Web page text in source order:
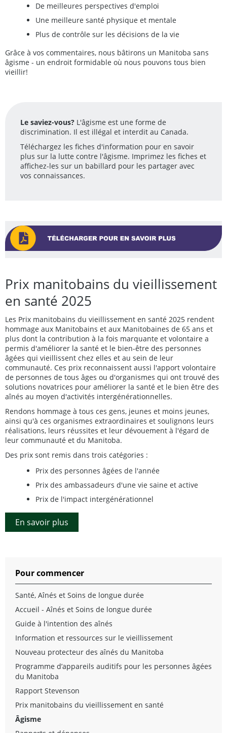
De meilleures perspectives d'emploi
Une meilleure santé physique et mentale
Plus de contrôle sur les décisions de la vie
Grâce à vos commentaires, nous bâtirons un Manitoba sans
âgisme - un endroit formidable où nous pouvons tous bien
vieillir!
Le saviez-vous? L'âgisme est une forme de
discrimination. Il est illégal et interdit au Canada.
Téléchargez les fiches d'information pour en savoir
plus sur la lutte contre l'âgisme. Imprimez les fiches et
affichez-les sur un babillard pour les partager avec
vos connaissances.
Prix manitobains du vieillissement
en santé 2025
Les Prix manitobains du vieillissement en santé 2025 rendent
hommage aux Manitobains et aux Manitobaines de 65 ans et
plus dont la contribution à la fois marquante et volontaire a
permis d'améliorer la santé et le bien-être des personnes
âgées qui vieillissent chez elles et au sein de leur
communauté. Ces prix reconnaissent aussi l'apport volontaire
de personnes de tous âges ou d'organismes qui ont trouvé des
solutions novatrices pour améliorer la santé et le bien être des
aînés au moyen d'activités intergénérationnelles.
Rendons hommage à tous ces gens, jeunes et moins jeunes,
ainsi qu'à ces organismes extraordinaires et soulignons leurs
réalisations, leurs réussites et leur dévouement à l'égard de
leur communauté et du Manitoba.
Des prix sont remis dans trois catégories :
Prix des personnes âgées de l'année
Prix des ambassadeurs d'une vie saine et active
Prix de l'impact intergénérationnel
En savoir plus
Pour commencer
Santé, Aînés et Soins de longue durée
Accueil - Aînés et Soins de longue durée
Guide à l'intention des aînés
Information et ressources sur le vieillissement
Nouveau protecteur des aînés du Manitoba
Programme d’appareils auditifs pour les personnes âgées
du Manitoba
Rapport Stevenson
Prix manitobains du vieillissement en santé
Âgisme